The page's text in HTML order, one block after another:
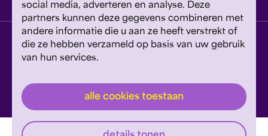
social media, adverteren en analyse. Deze
partners kunnen deze gegevens combineren met
andere informatie die u aan ze heeft verstrekt of
die ze hebben verzameld op basis van uw gebruik
van hun services.
alle cookies toestaan
privacyverklaring disclaimer cookies wijzigen
website door exitable
© philzuid